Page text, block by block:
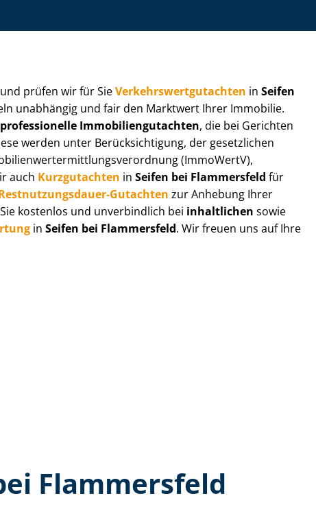
prüfen wir für SieVer­kehrs­wert­gut­ach­ten inSeifen
unabhängig und fair den Marktwert Ihrer Immobilie.
professionelle Im­mo­bi­li­en­gut­ach­ten, die bei Gerichten
werden unter Be­rück­sich­ti­gung, der gesetzlichen
(ImmoWertV),
auch Kurzgutachten in Seifen bei Flammersfeld für
Gutachten zur Anhebung Ihrer
kostenlos und unverbindlich bei inhaltlichen sowie
inSeifen bei Flammersfeld. Wir freuen uns auf Ihre
Flammersfeld